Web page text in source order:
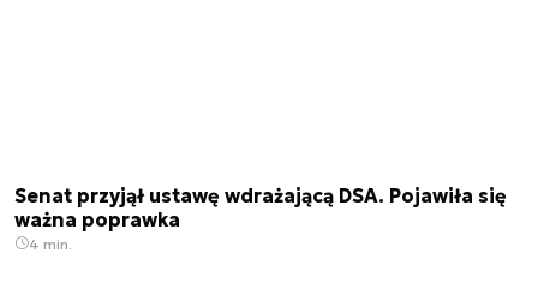
Senat przyjął ustawę wdrażającą DSA. Pojawiła się
ważna poprawka
4 min.